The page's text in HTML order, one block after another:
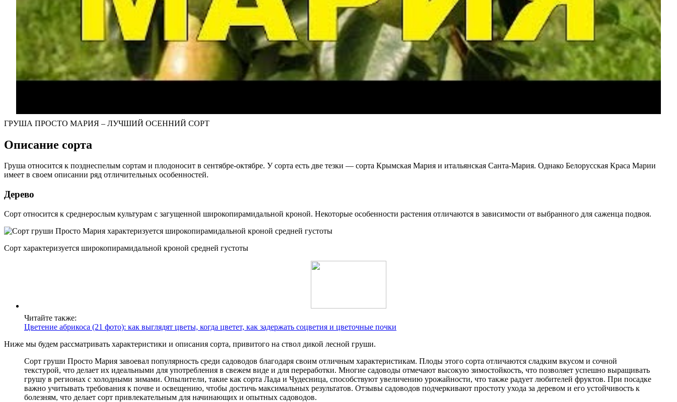
ГРУША ПРОСТО МАРИЯ – ЛУЧШИЙ ОСЕННИЙ СОРТ
Описание сорта
Груша относится к позднеспелым сортам и плодоносит в сентябре-октябре. У сорта есть две тезки — сорта Крымская Мария и итальянская Санта-Мария. Однако Белорусская Краса Марии
имеет в своем описании ряд отличительных особенностей.
Дерево
Сорт относится к среднерослым культурам с загущенной широкопирамидальной кроной. Некоторые особенности растения отличаются в зависимости от выбранного для саженца подвоя.
Сорт характеризуется широкопирамидальной кроной средней густоты
Читайте также:
Цветение абрикоса (21 фото): как выглядят цветы, когда цветет, как задержать соцветия и цветочные почки
Ниже мы будем рассматривать характеристики и описания сорта, привитого на ствол дикой лесной груши.
Сорт груши Просто Мария завоевал популярность среди садоводов благодаря своим отличным характеристикам. Плоды этого сорта отличаются сладким вкусом и сочной
текстурой, что делает их идеальными для употребления в свежем виде и для переработки. Многие садоводы отмечают высокую зимостойкость, что позволяет успешно выращивать
грушу в регионах с холодными зимами. Опылители, такие как сорта Лада и Чудесница, способствуют увеличению урожайности, что также радует любителей фруктов. При посадке
важно учитывать требования к почве и освещению, чтобы достичь максимальных результатов. Отзывы садоводов подчеркивают простоту ухода за деревом и его устойчивость к
болезням, что делает сорт привлекательным для начинающих и опытных садоводов.